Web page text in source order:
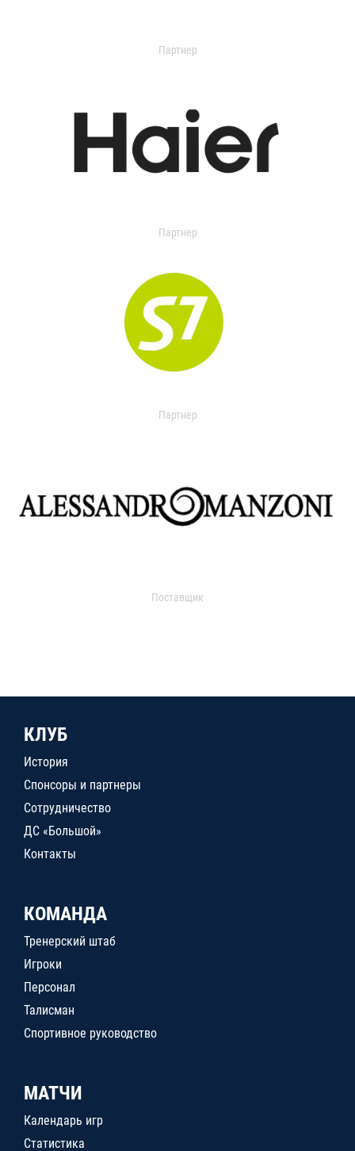
Партнер
Партнер
Партнер
Поставщик
КЛУБ
История
Спонсоры и партнеры
Сотрудничество
ДС «Большой»
Контакты
КОМАНДА
Тренерский штаб
Игроки
Персонал
Талисман
Спортивное руководство
МАТЧИ
Календарь игр
Статистика